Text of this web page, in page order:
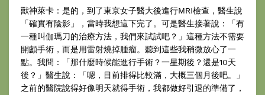
獸神萊卡：是的，到了東京女子醫大後進行MRI檢查，醫生說
「確實有陰影」，當時我想這下完了。可是醫生接著說：「有
一種叫伽瑪刀的治療方法，我們來試試吧？」這種方法不需要
開顱手術，而是用雷射燒掉腫瘤。聽到這些我稍微放心了一
點。我問：「那什麼時候能進行手術？一星期後？還是10天
後？」醫生說：「嗯，目前排得比較滿，大概三個月後吧。」
之前的醫院說得好像明天就得手術，我都做好引退的準備了，